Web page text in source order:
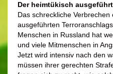
Der heimtükisch
Das schreckliche Verbrechen
ausgeführten
Menschen in Russland hat
und viele Mitmenschen in
Jetzt wird intensiv nach den
müssen ihrer gerechten